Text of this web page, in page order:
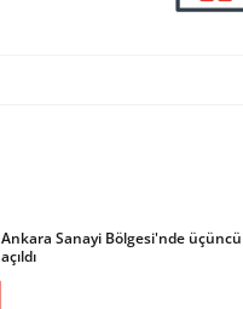
Ankara Sanayi Bölgesi'nde
açıldı